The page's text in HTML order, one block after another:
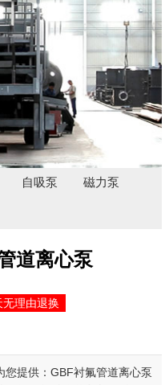
自吸泵 磁力泵
道离心泵
无理由退换
您提供：GBF衬氟管道离心泵